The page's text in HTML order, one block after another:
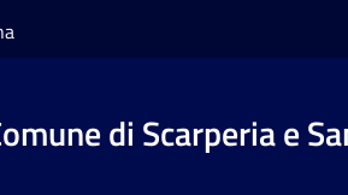
di Scarperia e